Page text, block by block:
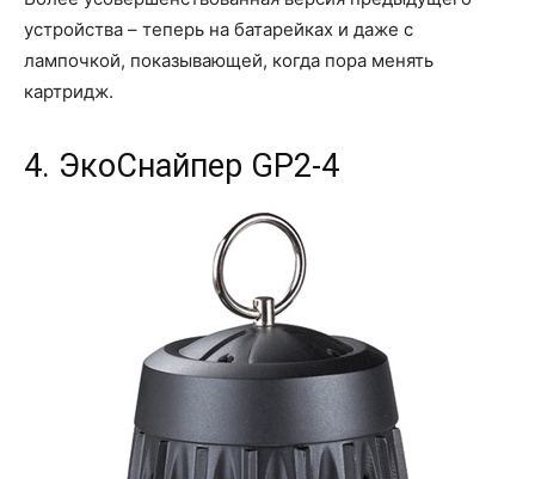
устройства – теперь на батарейках и даже с
лампочкой, показывающей, когда пора менять
картридж.
4. ЭкоСнайпер GP2-4